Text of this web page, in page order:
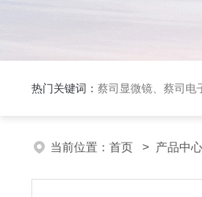
热门关键词： 蔡司显微镜、蔡司电
当前位置： 首页 > 产品中心